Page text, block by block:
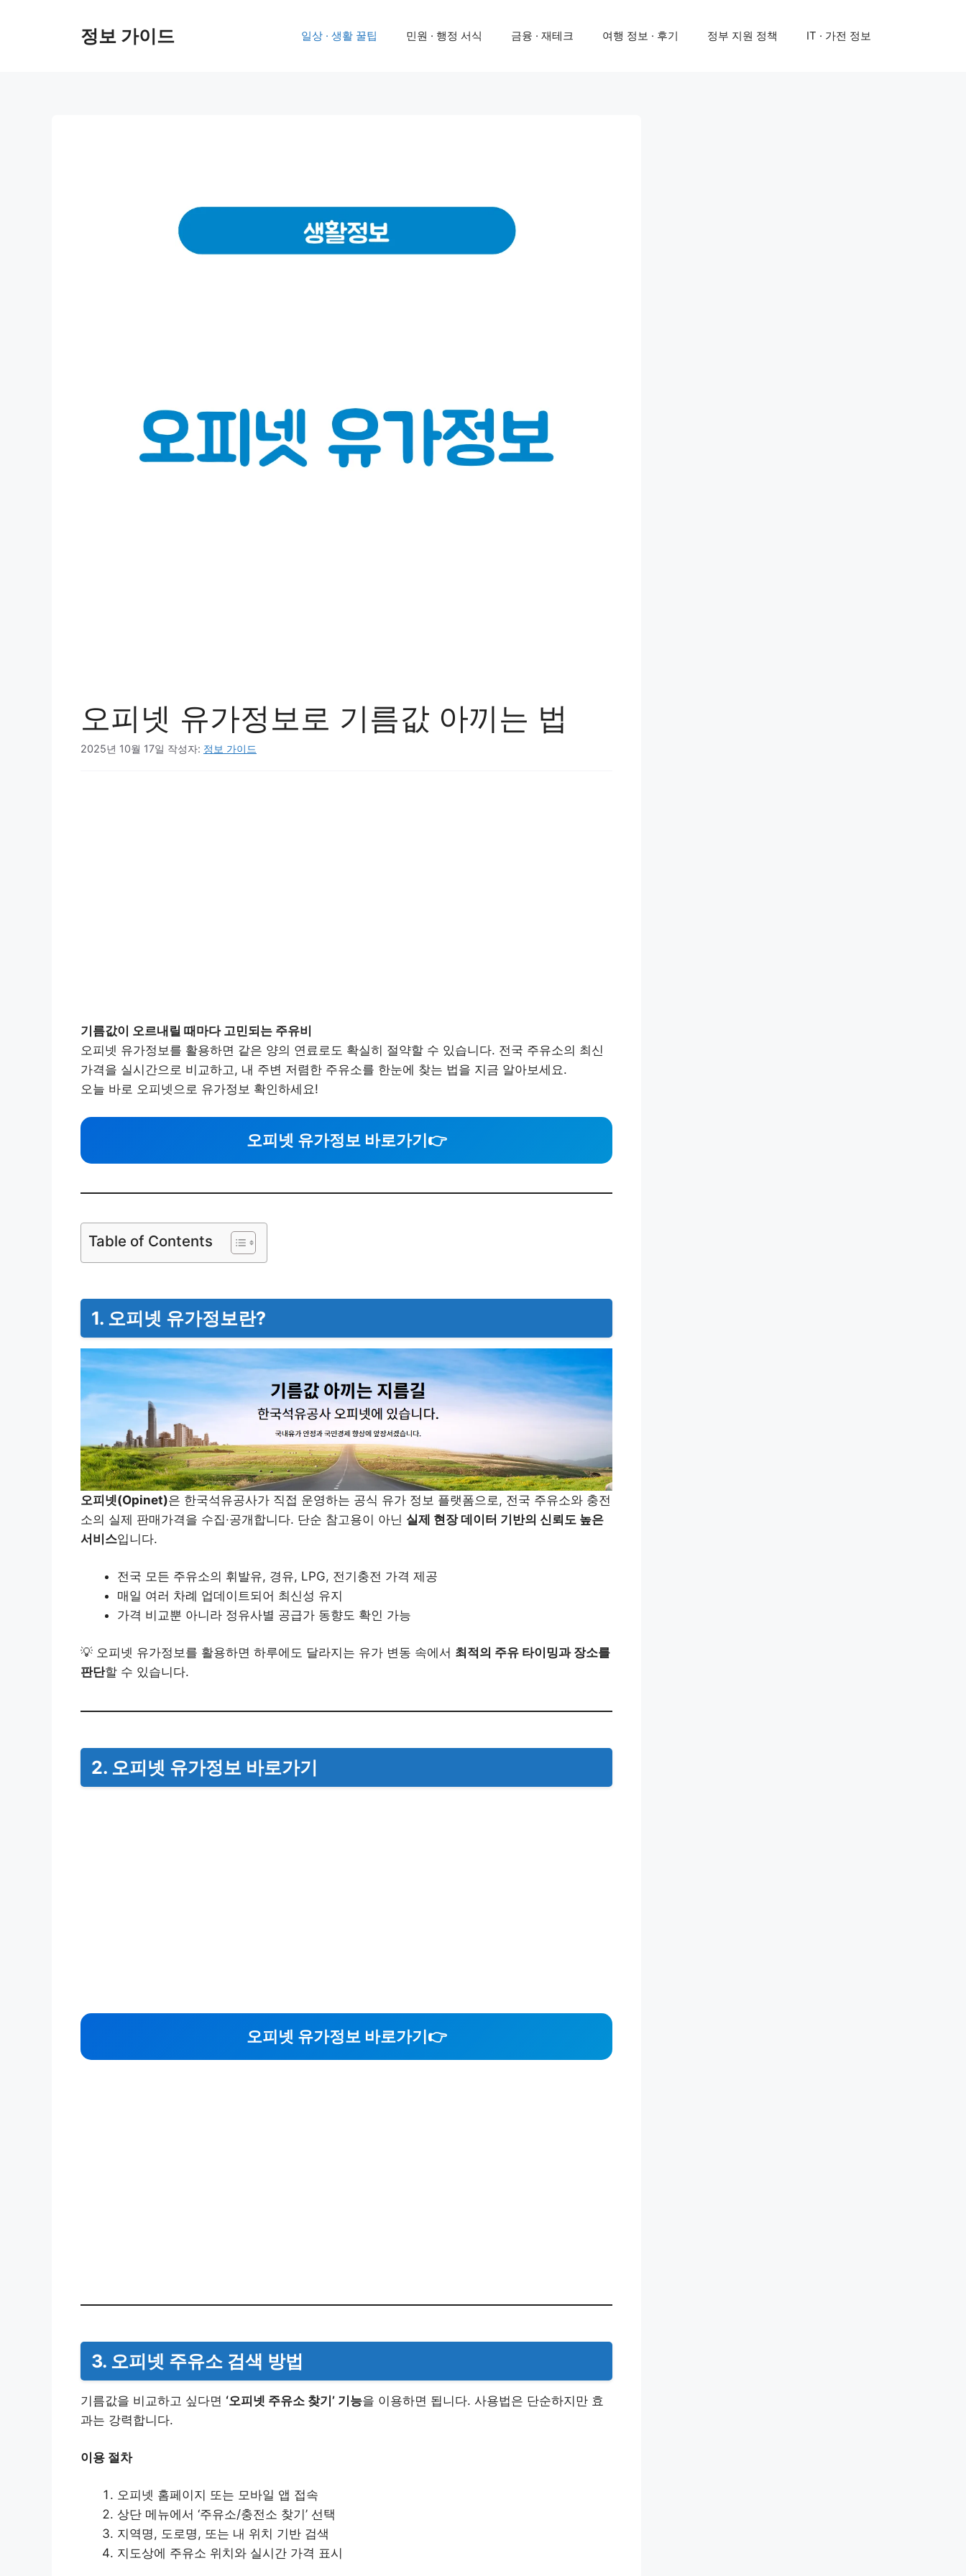
정보 가이드 일상 · 생활 꿀팁 민원 · 행정 서식 금융 · 재테크 여행 정보 · 후기 정부 지원 정책 IT · 가전 정보
오피넷 유가정보로 기름값 아끼는 법
2025년 10월 17일 작성자: 정보 가이드
기름값이 오르내릴 때마다 고민되는 주유비
오피넷 유가정보를 활용하면 같은 양의 연료로도 확실히 절약할 수 있습니다. 전국 주유소의 최신
가격을 실시간으로 비교하고, 내 주변 저렴한 주유소를 한눈에 찾는 법을 지금 알아보세요.
오늘 바로 오피넷으로 유가정보 확인하세요!
오피넷 유가정보 바로가기 👉
Table of Contents
1. 오피넷 유가정보란?
오피넷(Opinet)은 한국석유공사가 직접 운영하는 공식 유가 정보 플랫폼으로, 전국 주유소와 충전
소의 실제 판매가격을 수집·공개합니다. 단순 참고용이 아닌 실제 현장 데이터 기반의 신뢰도 높은
서비스입니다.
전국 모든 주유소의 휘발유, 경유, LPG, 전기충전 가격 제공
매일 여러 차례 업데이트되어 최신성 유지
가격 비교뿐 아니라 정유사별 공급가 동향도 확인 가능
💡 오피넷 유가정보를 활용하면 하루에도 달라지는 유가 변동 속에서 최적의 주유 타이밍과 장소를
판단할 수 있습니다.
2. 오피넷 유가정보 바로가기
오피넷 유가정보 바로가기 👉
3. 오피넷 주유소 검색 방법
기름값을 비교하고 싶다면 ‘오피넷 주유소 찾기’ 기능을 이용하면 됩니다. 사용법은 단순하지만 효
과는 강력합니다.
이용 절차
오피넷 홈페이지 또는 모바일 앱 접속
상단 메뉴에서 ‘주유소/충전소 찾기’ 선택
지역명, 도로명, 또는 내 위치 기반 검색
지도상에 주유소 위치와 실시간 가격 표시